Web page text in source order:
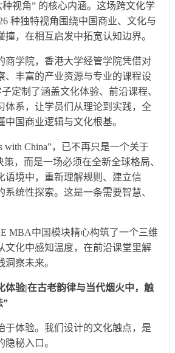
视角” 的核心内涵。这场跨文化学
种独特视角围绕中国商业、文化与
，在相互启发中拓宽认知边界。
学院，香港大学经管学院凭借对
、丰富的产业资源与专业的课程设
定制了涵盖文化体验、前沿课程、
体系，让学员们从理论到实践，全
中国商业逻辑与文化根基。
China”，已不再只是一个关于
策，而是一场必须在全新全球格局、
语境中，重新理解规则、建立信
统性探索。这是一条需要智慧、
中国模块精心构筑了一个三维
文化中感知温度，在前沿课堂里解
察未来。
体验|在古老韵律与当代烟火中，触
”
体验。我们设计的文化触点，是
秘入口。